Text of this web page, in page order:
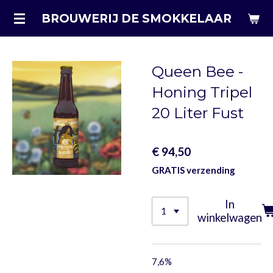
Ga
de
hoofdinhoud
BROUWERIJ DE SMOKKELAAR
Queen Bee -
Honing Tripel
20 Liter Fust
€ 94,50
GRATIS verzending
In
winkelwagen
7,6%